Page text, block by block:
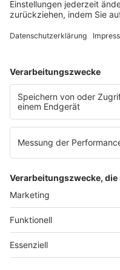
E-Mail:info@ruw.de
Web:https://www.ruw.de
AGB
Datenschutzerklärung
Genderhinweis
Cookie-Einstellungen